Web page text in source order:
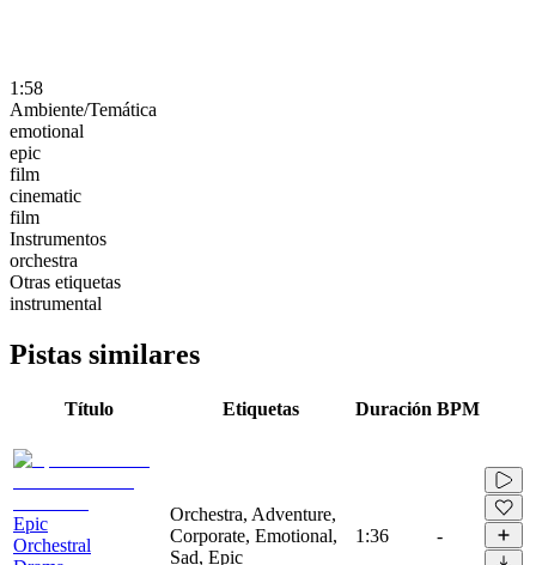
1:58
Ambiente/Temática
emotional
epic
film
cinematic
film
Instrumentos
orchestra
Otras etiquetas
instrumental
Pistas similares
Título Etiquetas Duración BPM
Epic
Orchestral
Orchestra, Adventure,
Corporate, Emotional,
Sad, Epic
1:36 -